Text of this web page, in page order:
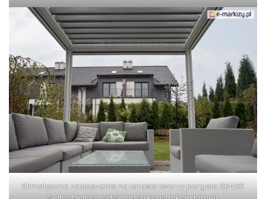
Klimatyczne zadaszenie na tarasie tworzy pergola SB400